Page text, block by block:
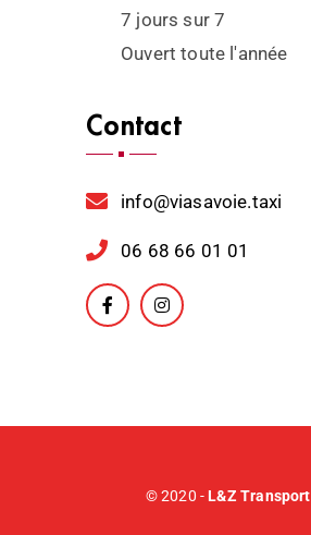
7 jours sur 7
Ouvert toute l'année
Contact
info@viasavoie.taxi
06 68 66 01 01
© 2020 - L&Z Transport